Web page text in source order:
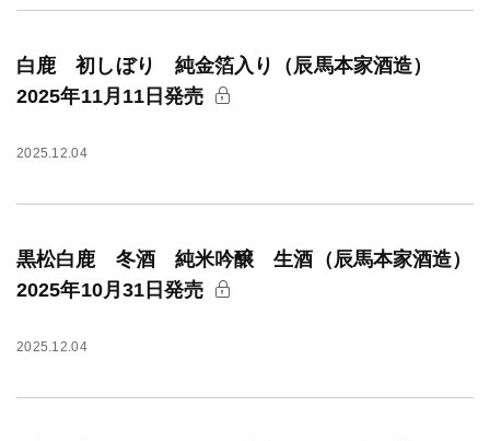
白鹿 初しぼり 純金箔入り（辰馬本家酒造）
2025年11月11日発売
2025.12.04
黒松白鹿 冬酒 純米吟醸 生酒（辰馬本家酒造）
2025年10月31日発売
2025.12.04